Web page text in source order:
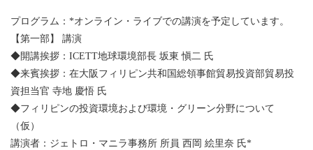
プログラム：*オンライン・ライブでの講演を予定しています。
【第一部】 講演
◆開講挨拶：ICETT地球環境部長 坂東 愼二 氏
◆来賓挨拶：在大阪フィリピン共和国総領事館貿易投資部貿易投
資担当官 寺地 慶悟 氏
◆フィリピンの投資環境および環境・グリーン分野について
（仮）
講演者：ジェトロ・マニラ事務所 所員 西岡 絵里奈 氏*